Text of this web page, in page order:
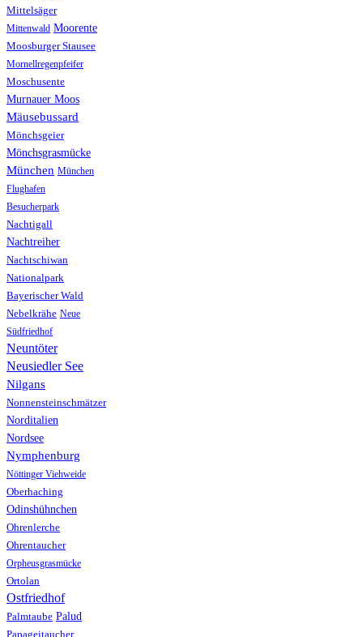
Mittelsäger
Mittenwald Moorente
Moosburger Stausee
Mornellregenpfeifer
Moschusente
Murnauer Moos
Mäusebussard
Mönchsgeier
Mönchsgrasmücke
München München
Flughafen
Besucherpark
Nachtigall
Nachtreiher
Nachtschiwan
Nationalpark
Bayerischer Wald
Nebelkrähe Neue
Südfriedhof
Neuntöter
Neusiedler See
Nilgans
Nonnensteinschmätzer
Norditalien
Nordsee
Nymphenburg
Nöttinger Viehweide
Oberhaching
Odinshühnchen
Ohrenlerche
Ohrentaucher
Orpheusgrasmücke
Ortolan
Ostfriedhof
Palmtaube Palud
Papageitaucher